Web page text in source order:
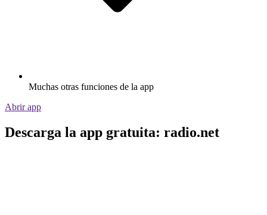
Muchas otras funciones de la app
Abrir app
Descarga la app gratuita: radio.net